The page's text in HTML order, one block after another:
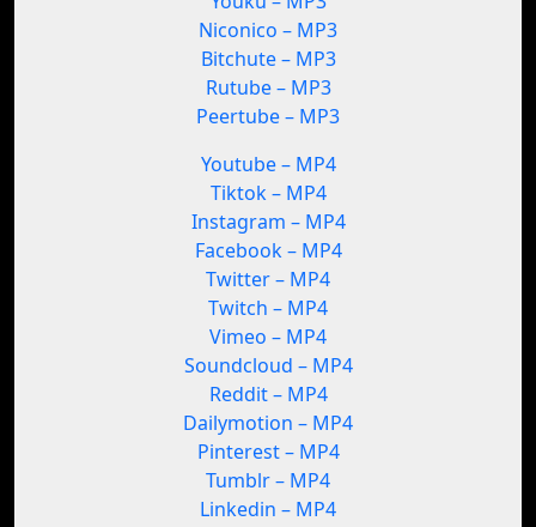
Niconico – MP3
Bitchute – MP3
Rutube – MP3
Peertube – MP3
Youtube – MP4
Tiktok – MP4
Instagram – MP4
Facebook – MP4
Twitter – MP4
Twitch – MP4
Vimeo – MP4
Soundcloud – MP4
Reddit – MP4
Dailymotion – MP4
Pinterest – MP4
Tumblr – MP4
Linkedin – MP4